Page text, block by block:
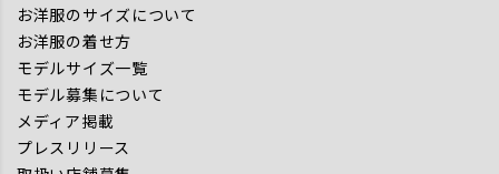
お洋服のサイズについて
お洋服の着せ方
モデルサイズ一覧
モデル募集について
メディア掲載
プレスリリース